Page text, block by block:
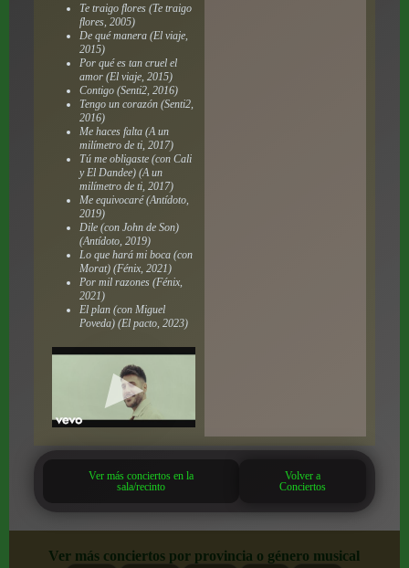
Te traigo flores (Te traigo
flores, 2005)
De qué manera (El viaje,
2015)
Por qué es tan cruel el
amor (El viaje, 2015)
Contigo (Senti2, 2016)
Tengo un corazón (Senti2,
2016)
Me haces falta (A un
milímetro de ti, 2017)
Tú me obligaste (con Cali
y El Dandee) (A un
milímetro de ti, 2017)
Me equivocaré (Antídoto,
2019)
Dile (con John de Son)
(Antídoto, 2019)
Lo que hará mi boca (con
Morat) (Fénix, 2021)
Por mil razones (Fénix,
2021)
El plan (con Miguel
Poveda) (El pacto, 2023)
Ver más conciertos en la
sala/recinto
Volver a
Conciertos
Ver más conciertos por provincia o género musical